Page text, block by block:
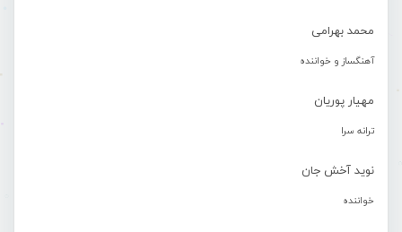
محمد بهرامی
آهنگساز و خواننده
مهیار پوریان
ترانه سرا
نوید آخش جان
خواننده